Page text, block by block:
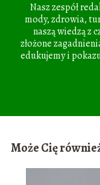
Nasz zespół
mody, zdrowia,
naszą wiedzą z
złożone
edukujemy i
Może Cię